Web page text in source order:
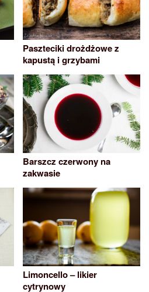
Paszteciki drożdżowe z
kapustą i grzybami
Barszcz czerwony na
zakwasie
Limoncello – likier
cytrynowy